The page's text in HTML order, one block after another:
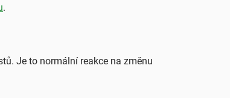
.
Je to normální reakce na změnu